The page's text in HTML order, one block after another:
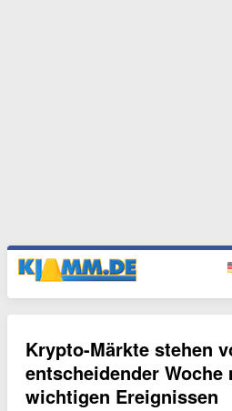
Krypto-Märkte stehen
entscheidender
wichtigen Ereignissen